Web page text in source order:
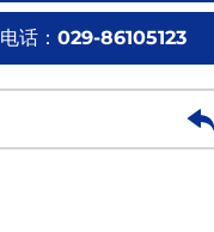
电话：029-86105123